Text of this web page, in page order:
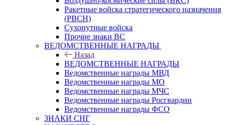
Ракетные войска стратегического назначения
(РВСН)
Сухопутные войска
Прочие знаки ВС
ВЕДОМСТВЕННЫЕ НАГРАДЫ
Назад
ВЕДОМСТВЕННЫЕ НАГРАДЫ
Ведомственные награды МВД
Ведомственные награды МО
Ведомственные награды МЧС
Ведомственные награды Росгвардии
Ведомственные награды ФСО
ЗНАКИ СНГ